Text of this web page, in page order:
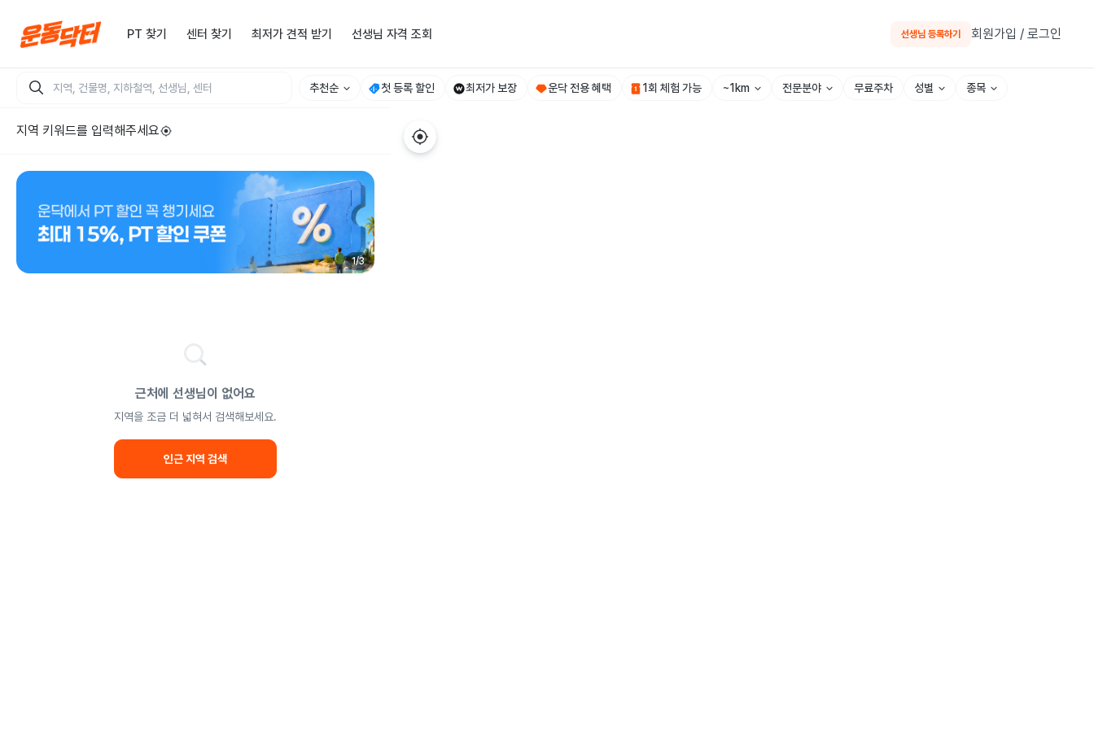
PT 찾기 센터 찾기 최저가 견적 받기 선생님 자격 조회 선생님 등록하기 회원가입 / 로그인
추천순 첫 등록 할인 최저가 보장 운닥 전용 혜택 1회 체험 가능 ~1km 전문분야 무료주차 성별 종목
지역 키워드를 입력해주세요
1/3
근처에 선생님이 없어요
지역을 조금 더 넓혀서 검색해보세요.
인근 지역 검색